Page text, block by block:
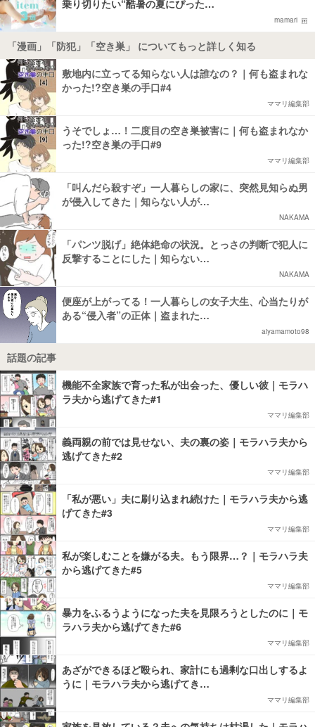
乗り切りたい“酷暑の夏にぴった…
mamari
「漫画」「防犯」「空き巣」 についてもっと詳しく知る
敷地内に立ってる知らない人は誰なの？｜何も盗まれな
かった!?空き巣の手口#4
ママリ編集部
うそでしょ…！二度目の空き巣被害に｜何も盗まれなか
った!?空き巣の手口#9
ママリ編集部
「叫んだら殺すぞ」一人暮らしの家に、突然見知らぬ男
が侵入してきた｜知らない人が…
NAKAMA
「パンツ脱げ」絶体絶命の状況。とっさの判断で犯人に
反撃することにした｜知らない…
NAKAMA
便座が上がってる！一人暮らしの女子大生、心当たりが
ある“侵入者”の正体｜盗まれた…
aiyamamoto98
話題の記事
機能不全家族で育った私が出会った、優しい彼｜モラハ
ラ夫から逃げてきた#1
ママリ編集部
義両親の前では見せない、夫の裏の姿｜モラハラ夫から
逃げてきた#2
ママリ編集部
「私が悪い」夫に刷り込まれ続けた｜モラハラ夫から逃
げてきた#3
ママリ編集部
私が楽しむことを嫌がる夫。もう限界…？｜モラハラ夫
から逃げてきた#5
ママリ編集部
暴力をふるうようになった夫を見限ろうとしたのに｜モ
ラハラ夫から逃げてきた#6
ママリ編集部
あざができるほど殴られ、家計にも過剰な口出しするよ
うに｜モラハラ夫から逃げてき…
ママリ編集部